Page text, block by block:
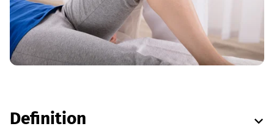
Definition